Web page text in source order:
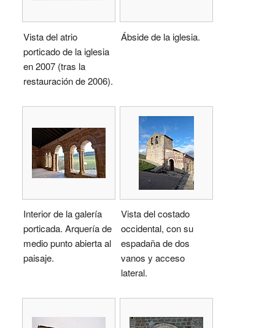
Vista del atrio
porticado de la iglesia
en 2007 (tras la
restauración de 2006).
Ábside de la iglesia.
Interior de la galería
porticada. Arquería de
medio punto abierta al
paisaje.
Vista del costado
occidental, con su
espadaña de dos
vanos y acceso
lateral.